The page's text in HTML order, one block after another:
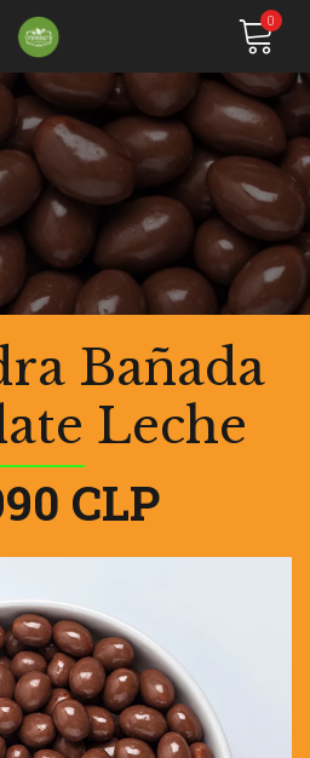
0
Bañada
Leche
CLP